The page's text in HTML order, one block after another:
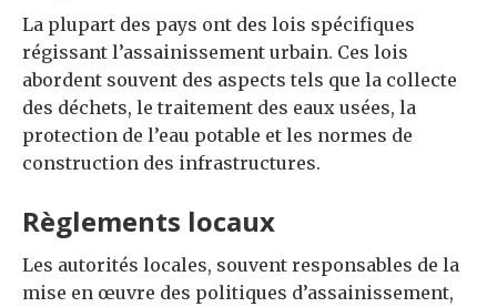
La plupart des pays ont des lois spécifiques
régissant l’assainissement urbain. Ces lois
abordent souvent des aspects tels que la collecte
des déchets, le traitement des eaux usées, la
protection de l’eau potable et les normes de
construction des infrastructures.
Règlements locaux
Les autorités locales, souvent responsables de la
mise en œuvre des politiques d’assainissement,